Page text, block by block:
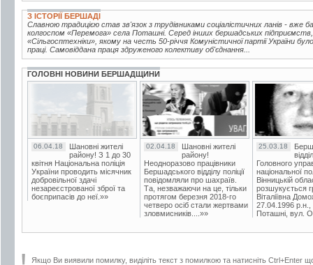
З ІСТОРІЇ БЕРШАДІ
Славною традицією став зв'язок з трудівниками соціалістичних ланів - вже
колгоспом «Перемога» села Поташні. Серед інших бершадських
«Сільгосптехніки», якому на честь 50-річчя Комуністичної партії України
праці. Самовіддана праця здруженого колективу об'єднання...
ГОЛОВНІ НОВИНИ БЕРШАДЩИНИ
06.04.18
Шановні жителі
району! З 1 до 30
квітня Національна поліція
України проводить місячник
добровільної здачі
незареєстрованої зброї та
боєприпасів до неї.»»
02.04.18
Шановні жителі
району!
Неодноразово працівники
Бершадського відділу поліції
повідомляли про шахраїв.
Та, незважаючи на це, тільки
протягом березня 2018-го
четверо осіб стали жертвами
зловмисників....»»
25.03.18
Головного
національної
Вінницькій
розшукується
Віталіївна
27.04.1996 р.н.,
Поташні, вул.
Якщо Ви виявили помилку, виділіть текст з помилкою та натисніть Ctrl+Enter